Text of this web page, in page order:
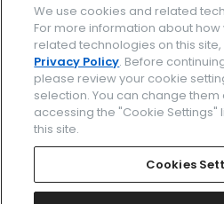
企業情報 ご
プライバシーポリシー
Amazon PayはAmazon.com, Inc.また
楽天ペイは楽天株式会社の
We use cookies and related
For more information about
related technologies on this
Privacy Policy. Before
please review your cookie
selection. You can change them
accessing the "Cookie Settings"
this site.
Cookies